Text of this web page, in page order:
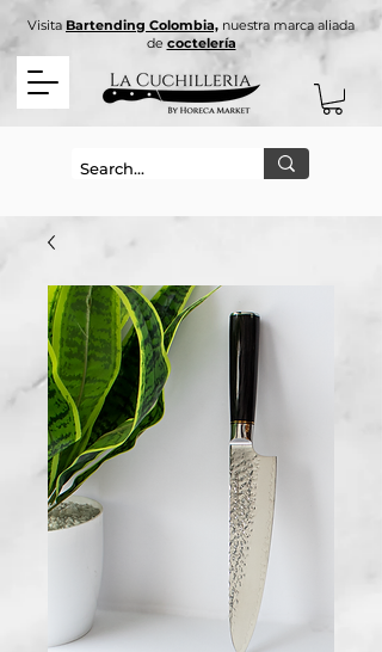
Visita Bartending Colombia, nuestra marca aliada
de coctelería